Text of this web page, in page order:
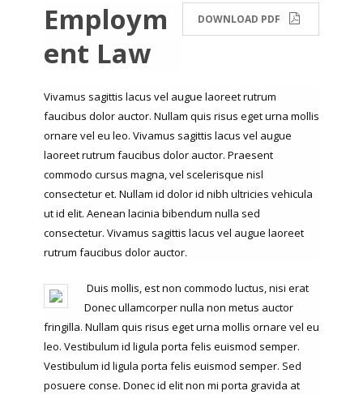
DOWNLOAD PDF
Employm
ent Law
Vivamus sagittis lacus vel augue laoreet rutrum
faucibus dolor auctor. Nullam quis risus eget urna mollis
ornare vel eu leo. Vivamus sagittis lacus vel augue
laoreet rutrum faucibus dolor auctor. Praesent
commodo cursus magna, vel scelerisque nisl
consectetur et. Nullam id dolor id nibh ultricies vehicula
ut id elit. Aenean lacinia bibendum nulla sed
consectetur. Vivamus sagittis lacus vel augue laoreet
rutrum faucibus dolor auctor.
Duis mollis, est non commodo luctus, nisi erat
Donec ullamcorper nulla non metus auctor
fringilla. Nullam quis risus eget urna mollis ornare vel eu
leo. Vestibulum id ligula porta felis euismod semper.
Vestibulum id ligula porta felis euismod semper. Sed
posuere conse. Donec id elit non mi porta gravida at